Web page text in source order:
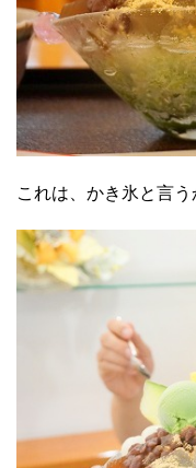
これは、かき氷と言う